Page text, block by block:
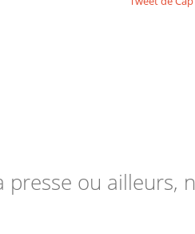
ou ailleurs,